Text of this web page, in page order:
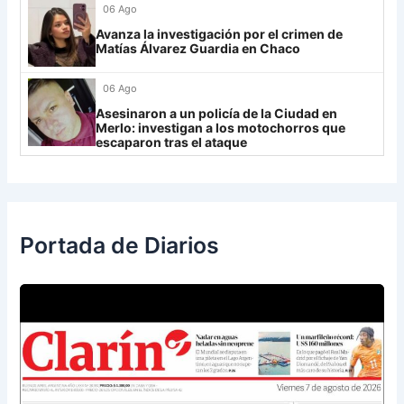
Rosario Central
UCV FC
Libertad
06 Ago
Avanza la investigación por el crimen de
Matías Álvarez Guardia en Chaco
06 Ago
Asesinaron a un policía de la Ciudad en
Merlo: investigan a los motochorros que
escaparon tras el ataque
Portada de Diarios